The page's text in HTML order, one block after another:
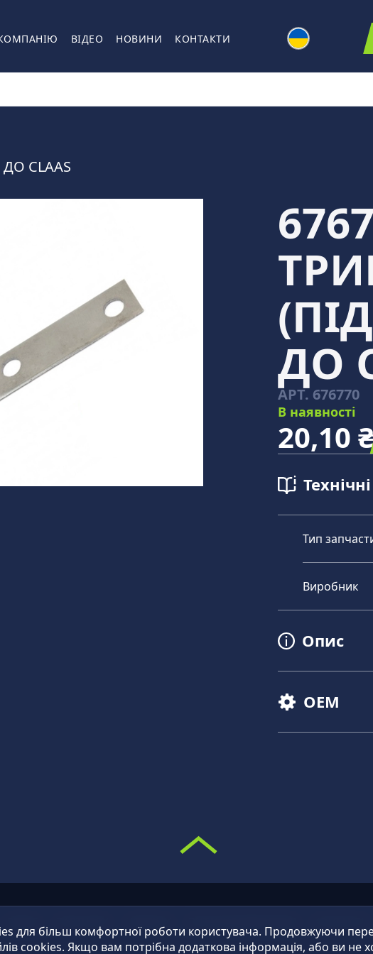
ВІДЕО НОВИНИ КОНТАКТИ
CLAAS
ДО
АРТ. 676770
В наявності
20,10
Тип
Виробник
Опис
OEM
для більш комфортної роботи користувача. Продовжуючи
cookies. Якщо вам потрібна додаткова інформація, або ви не